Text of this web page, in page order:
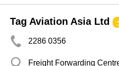
Tag Aviation Asia Ltd
2286 0356
Freight Forwarding